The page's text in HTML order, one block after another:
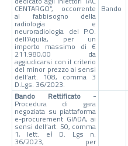
CENTARGO”, occorrente
al fabbisogno della
radiologia e
neuroradiologia del P.O.
dell'Aquila, per un
importo massimo di €
211.980,00 da
aggiudicarsi con il criterio
del minor prezzo ai sensi
dell’art. 108, comma 3
D.Lgs. 36/2023.
Bando
Bando Rettificato -
Procedura di gara
negoziata su piattaforma
e-procurement GIADA, ai
sensi dell’art. 50, comma
1, lett. e) D. Lgs n.
36/2023, per